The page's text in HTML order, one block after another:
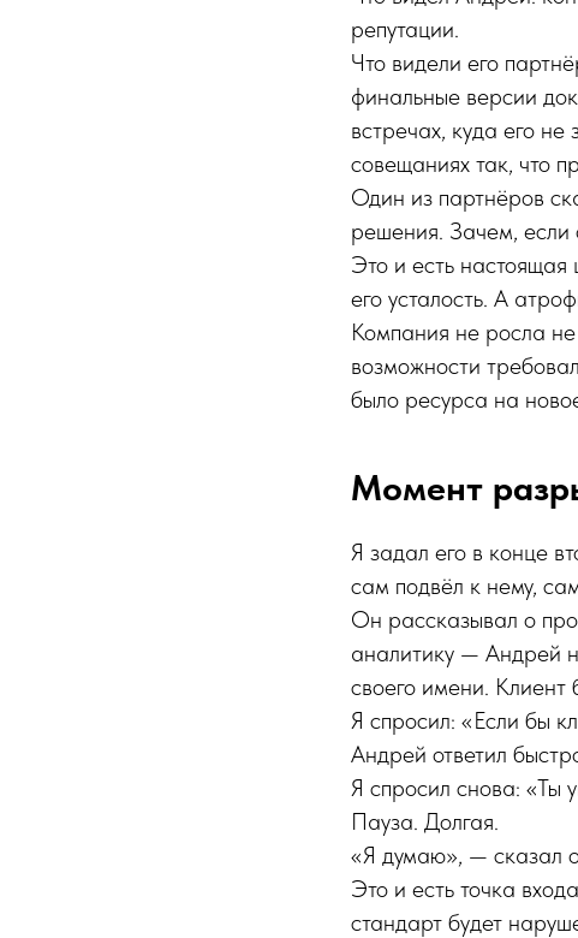
репутации.
Что видели его
финальные версии
встречах, куда его
совещаниях так, что
Один из партнёров
решения. Зачем, если
Это и есть
его усталость. А
Компания не росла
возможности
было ресурса на
Момент
Я задал его в конце
сам подвёл к нему,
Он рассказывал о
аналитику — Андрей
своего имени.
Я спросил: «Если бы
Андрей ответил
Я спросил снова: «Ты
Пауза. Долгая.
«Я думаю», — сказал
Это и есть точка
стандарт будет